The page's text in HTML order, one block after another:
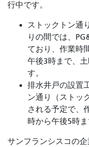
行中です。
ストックトン通
りの間では、
ており、作業時
午後3時まで、
す。
排水井戸の設置
ン通り（ストッ
される予定で、
時から午後5時ま
サンフランシスコの